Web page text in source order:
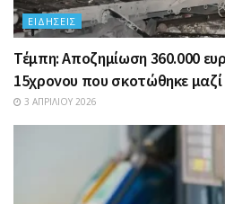
ΕΙΔΉΣΕΙΣ
Τέμπη: Αποζημίωση 360.000
15χρονου που σκοτώθηκε
3 ΑΠΡΙΛΊΟΥ 2026